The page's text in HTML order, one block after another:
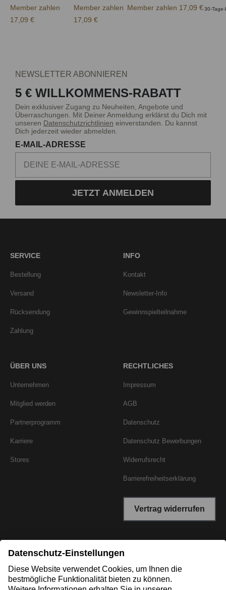
Member zahlen
17,09 €
Member zahlen
17,09 €
Member zahlen 17,09 €30-
NEWSLETTER ABONNIEREN
5 € WILLKOMMENS-RABATT
Dein exklusiver Zugang zu Neuheiten, Angebote und
Überraschungen. Mit Deiner Anmeldung erklärst du Dich mit
unseren Datenschutzrichtlinien einverstanden. Du kannst
Dich jederzeit wieder abmelden.
E-MAIL-ADRESSE
JETZT ANMELDEN
SERVICE
Bestellung
Versand
Rücksendung
Zahlung
INFO
Kontakt
Newsletter-Info
Gewinnspielteilnahme
ÜBER UNS
Unternehmen
Mitglied werden
Partnerprogramm
Karriere
Stores
RECHTLICHES
Impressum
AGB
Datenschutz
Datenschutz Bewerbungen
Widerrufsrecht
Barrierefreiheitserklärung
Vertrag widerrufen